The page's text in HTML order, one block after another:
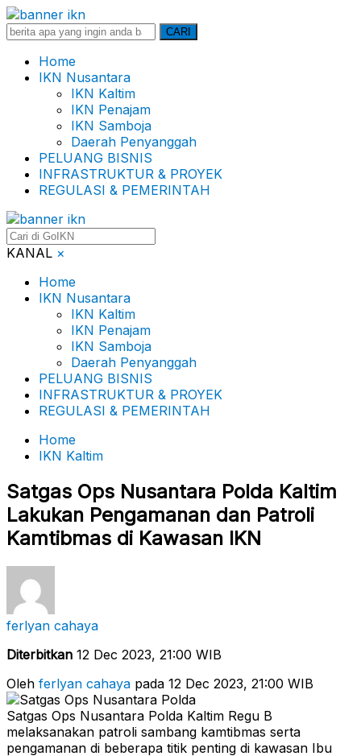
Search
CARI
Home
IKN Nusantara
IKN Kaltim
IKN Penajam
IKN Samboja
Daerah Penyanggah
PELUANG BISNIS
INFRASTRUKTUR & PROYEK
REGULASI & PEMERINTAH
KANAL ×
Home
IKN Nusantara
IKN Kaltim
IKN Penajam
IKN Samboja
Daerah Penyanggah
PELUANG BISNIS
INFRASTRUKTUR & PROYEK
REGULASI & PEMERINTAH
Home
IKN Kaltim
Satgas Ops Nusantara Polda Kaltim
Lakukan Pengamanan dan Patroli
Kamtibmas di Kawasan IKN
ferlyan cahaya
Diterbitkan 12 Dec 2023, 21:00 WIB
Oleh ferlyan cahaya pada 12 Dec 2023, 21:00 WIB
Satgas Ops Nusantara Polda Kaltim Regu B
melaksanakan patroli sambang kamtibmas serta
pengamanan di beberapa titik penting di kawasan Ibu